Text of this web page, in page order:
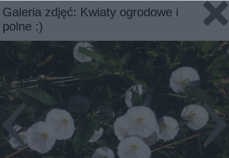
Galeria zdjęć: Kwiaty ogrodowe i
polne :)